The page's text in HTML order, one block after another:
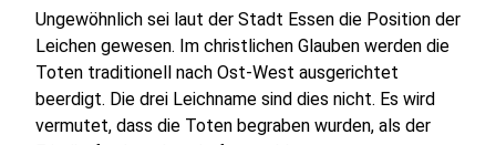
Ungewöhnlich sei laut der Stadt Essen die Position der
Leichen gewesen. Im christlichen Glauben werden die
Toten traditionell nach Ost-West ausgerichtet
beerdigt. Die drei Leichname sind dies nicht. Es wird
vermutet, dass die Toten begraben wurden, als der